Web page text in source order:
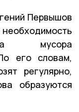
Первышов
мусора
его словам,
регулярно,
образуются